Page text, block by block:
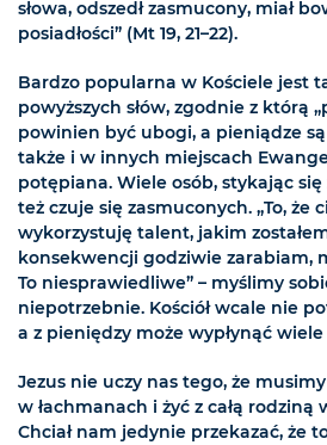
słowa, odszedł zasmucony, miał
posiadłości” (Mt 19, 21–22).
Bardzo popularna w Kościele jest
powyższych słów, zgodnie z którą
powinien być ubogi, a pieniądze są
także i w innych miejscach
potępiana. Wiele osób, stykając
też czuje się zasmuconych. „To, że
wykorzystuję talent, jakim
konsekwencji godziwie zarabiam,
To niesprawiedliwe” – myślimy
niepotrzebnie. Kościół wcale nie
a z pieniędzy może wypłynąć
Jezus nie uczy nas tego, że
w łachmanach i żyć z całą rodziną
Chciał nam jedynie przekazać, że